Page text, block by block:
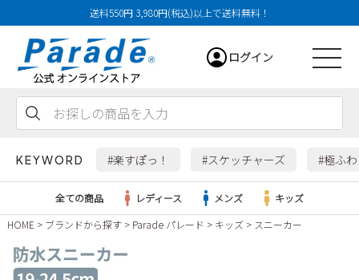
送料550円 3,980円(税込)以上で送料無料！
ログイン
KEYWORD #楽すぽっ！ #スケッチャーズ #極ふ
レディース
全ての商品 レディース メンズ
キッズ
HOME
ブランドから探す Parade パレード キッズ スニーカー